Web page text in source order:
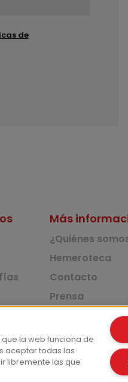
de
Más
¿Quiénes
Hemeroteca
Contacto
Prensa
Corpus
la web funciona de
aceptar todas las
libremente las que